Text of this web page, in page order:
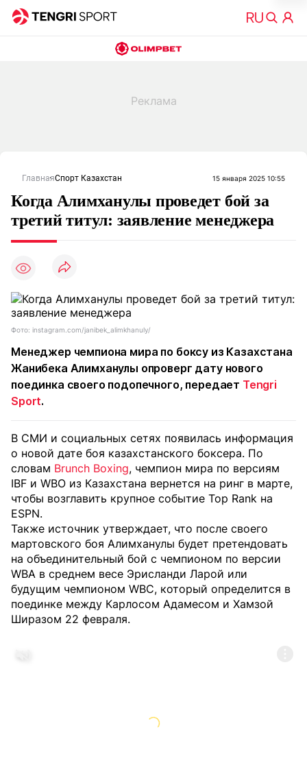
ГлавнаяСпорт Казахстан 15 января 2025 10:55
Когда Алимханулы проведет бой за
третий титул: заявление менеджера
Фото: instagram.com/janibek_alimkhanuly/
Менеджер чемпиона мира по боксу из Казахстана
Жанибека Алимханулы опроверг дату нового
поединка своего подопечного, передает Tengri
Sport.
В СМИ и социальных сетях появилась информация
о новой дате боя казахстанского боксера. По
словам Brunch Boxing, чемпион мира по версиям
IBF и WBO из Казахстана вернется на ринг в марте,
чтобы возглавить крупное событие Top Rank на
ESPN.
Также источник утверждает, что после своего
мартовского боя Алимханулы будет претендовать
на объединительный бой с чемпионом по версии
WBA в среднем весе Эрисланди Ларой или
будущим чемпионом WBC, который определится в
поединке между Карлосом Адамесом и Хамзой
Ширазом 22 февраля.